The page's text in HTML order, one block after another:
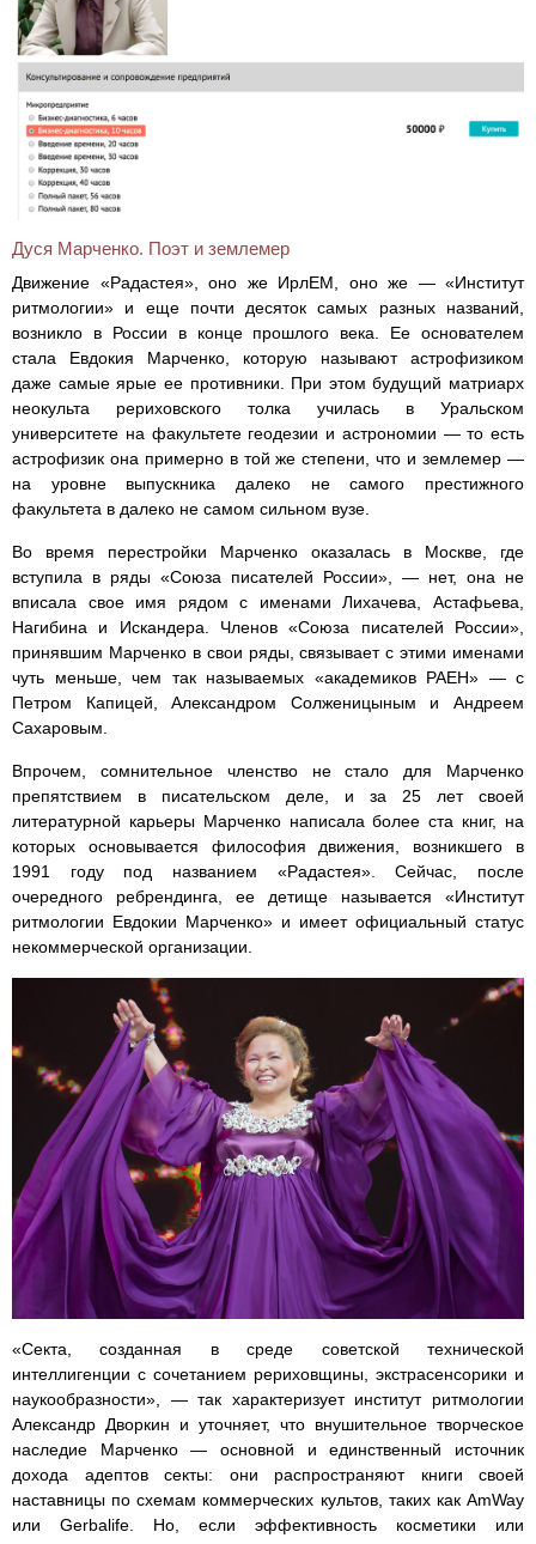
Дуся Марченко. Поэт и землемер
Движение «Радастея», оно же ИрлЕМ, оно же — «Институт
ритмологии» и еще почти десяток самых разных названий,
возникло в России в конце прошлого века. Ее основателем
стала Евдокия Марченко, которую называют астрофизиком
даже самые ярые ее противники. При этом будущий матриарх
неокульта рериховского толка училась в Уральском
университете на факультете геодезии и астрономии — то есть
астрофизик она примерно в той же степени, что и землемер —
на уровне выпускника далеко не самого престижного
факультета в далеко не самом сильном вузе.
Во время перестройки Марченко оказалась в Москве, где
вступила в ряды «Союза писателей России», — нет, она не
вписала свое имя рядом с именами Лихачева, Астафьева,
Нагибина и Искандера. Членов «Союза писателей России»,
принявшим Марченко в свои ряды, связывает с этими именами
чуть меньше, чем так называемых «академиков РАЕН» — с
Петром Капицей, Александром Солженицыным и Андреем
Сахаровым.
Впрочем, сомнительное членство не стало для Марченко
препятствием в писательском деле, и за 25 лет своей
литературной карьеры Марченко написала более ста книг, на
которых основывается философия движения, возникшего в
1991 году под названием «Радастея». Сейчас, после
очередного ребрендинга, ее детище называется «Институт
ритмологии Евдокии Марченко» и имеет официальный статус
некоммерческой организации.
«Секта, созданная в среде советской технической
интеллигенции с сочетанием рериховщины, экстрасенсорики и
наукообразности», — так характеризует институт ритмологии
Александр Дворкин и уточняет, что внушительное творческое
наследие Марченко — основной и единственный источник
дохода адептов секты: они распространяют книги своей
наставницы по схемам коммерческих культов, таких как AmWay
или Gerbalife. Но, если эффективность косметики или